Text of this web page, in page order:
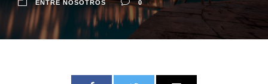
ENTRE NOSOTROS 0